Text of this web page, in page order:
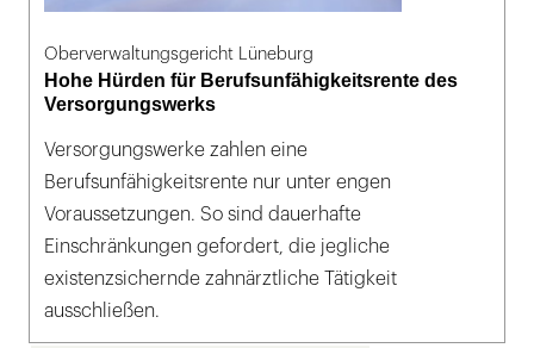
Oberverwaltungsgericht Lüneburg
Hohe Hürden für Berufsunfähigkeitsrente des
Versorgungswerks
Versorgungswerke zahlen eine
Berufsunfähigkeitsrente nur unter engen
Voraussetzungen. So sind dauerhafte
Einschränkungen gefordert, die jegliche
existenzsichernde zahnärztliche Tätigkeit
ausschließen.